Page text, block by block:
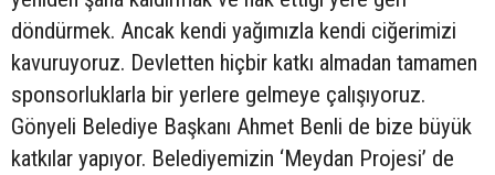
döndürmek. Ancak kendi yağımızla kendi ciğerimizi
kavuruyoruz. Devletten hiçbir katkı almadan tamamen
sponsorluklarla bir yerlere gelmeye çalışıyoruz.
Gönyeli Belediye Başkanı Ahmet Benli de bize büyük
katkılar yapıyor. Belediyemizin ‘Meydan Projesi’ de